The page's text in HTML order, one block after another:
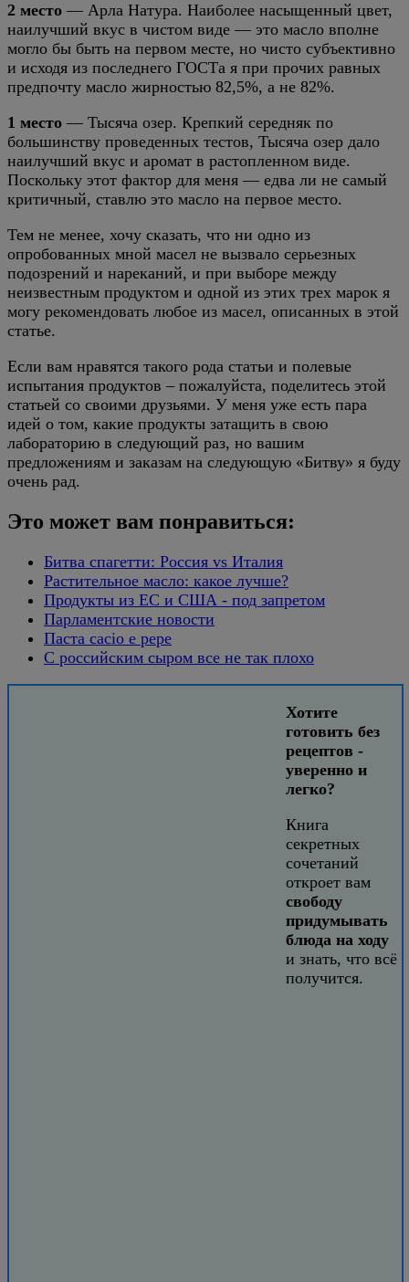
2 место — Арла Натура. Наиболее насыщенный цвет,
наилучший вкус в чистом виде — это масло вполне
могло бы быть на первом месте, но чисто субъективно
и исходя из последнего ГОСТа я при прочих равных
предпочту масло жирностью 82,5%, а не 82%.
1 место — Тысяча озер. Крепкий середняк по
большинству проведенных тестов, Тысяча озер дало
наилучший вкус и аромат в растопленном виде.
Поскольку этот фактор для меня — едва ли не самый
критичный, ставлю это масло на первое место.
Тем не менее, хочу сказать, что ни одно из
опробованных мной масел не вызвало серьезных
подозрений и нареканий, и при выборе между
неизвестным продуктом и одной из этих трех марок я
могу рекомендовать любое из масел, описанных в этой
статье.
Если вам нравятся такого рода статьи и полевые
испытания продуктов – пожалуйста, поделитесь этой
статьей со своими друзьями. У меня уже есть пара
идей о том, какие продукты затащить в свою
лабораторию в следующий раз, но вашим
предложениям и заказам на следующую «Битву» я буду
очень рад.
Это может вам понравиться:
Битва спагетти: Россия vs Италия
Растительное масло: какое лучше?
Продукты из ЕС и США - под запретом
Парламентские новости
Паста cacio e pepe
С российским сыром все не так плохо
Хотите
готовить без
рецептов -
уверенно и
легко?
Книга
секретных
сочетаний
откроет вам
свободу
придумывать
блюда на ходу
и знать, что всё
получится.